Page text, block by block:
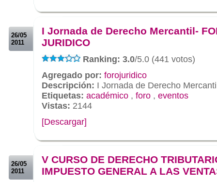
26/05
2011
I Jornada de Derecho Mercantil-
JURIDICO
Ranking: 3.0/5.0 (441 votos)
Agregado por: forojuridico
Descripción: I Jornada de Derecho
Etiquetas: académico , foro , eventos
Vistas: 2144
[Descargar]
26/05
2011
V CURSO DE DERECHO
IMPUESTO GENERAL A LAS